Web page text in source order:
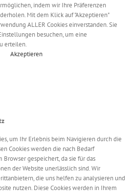
indem wir Ihre Präferenzen
Mit dem Klick auf "Akzeptieren"
ALLER Cookies einverstanden. Sie
besuchen, um eine
erteilen.
Akzeptieren
um Ihr Erlebnis beim Navigieren durch die
Cookies werden die nach Bedarf
gespeichert, da sie für das
der Website unerlässlich sind. Wir
die uns helfen zu analysieren und
nutzen. Diese Cookies werden in Ihrem